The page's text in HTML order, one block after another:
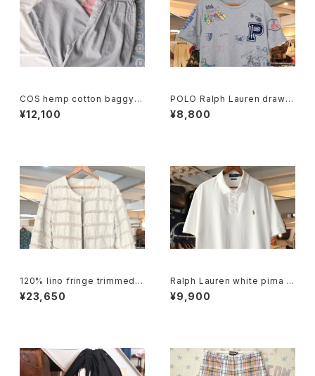
COS hemp cotton baggy e
asy Pants
¥12,100
POLO Ralph Lauren drawin
g printed Tee w/ patch
¥8,800
120% lino fringe trimmed c
ollarless Jacket
¥23,650
Ralph Lauren white pima c
otton polo Shirt
¥9,900